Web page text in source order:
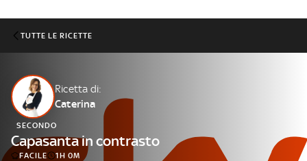
Cos’altro vedere:
PROGRAMMI SKY
Un mondo di offerte:
SKY.IT
NOW
TUTTE LE RICETTE
Ricetta di:
Caterina
SECONDO
Capasanta in contrasto
FACILE 1H 0M